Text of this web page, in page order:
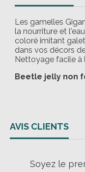
Les gamelles
la nourriture et
coloré imitant
dans vos décors
Nettoyage facile à
Beetle jelly non
AVIS CLIENTS
Soyez le